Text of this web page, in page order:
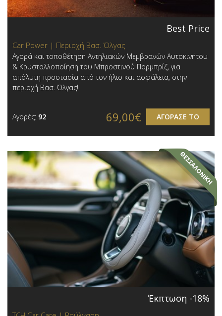
Best Price
Car Power | Περιοχή Βασ. Όλγας
Αγορά και τοποθέτηση Αντηλιακών Μεμβρανών Αυτοκινήτου
& Κρυσταλλοποίηση του Μπροστινού Παρμπρίζ, για
απόλυτη προστασία από τον ήλιο και ασφάλεια, στην
περιοχή Βασ. Όλγας!
Αγορές: 92 ΑΓΟΡΑΣΕ ΤΟ
69,00€
Έκπτωση -18%